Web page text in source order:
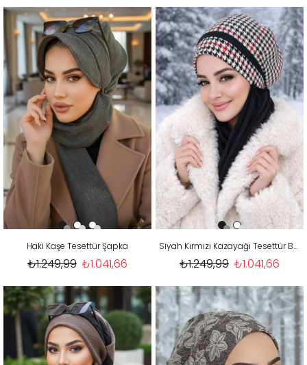
Haki Kaşe Tesettür Şapka
₺1.041,66
₺1.249,99
Siyah Kırmızı Kazayağı Tesettür Bere Şal
₺1.041,66
₺1.249,99